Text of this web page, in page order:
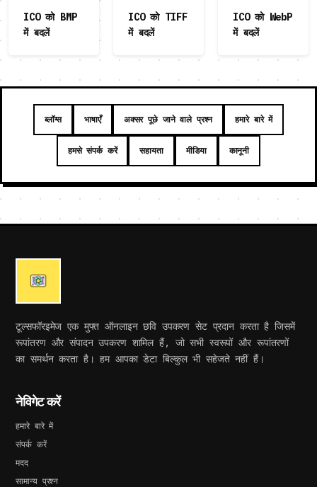
ICO को BMP
में बदलें
ICO को TIFF
में बदलें
ICO को WebP
में बदलें
ब्लॉग्स भाषाएँ अक्सर पूछे जाने वाले प्रश्न हमारे बारे में
हमसे संपर्क करें सहायता मीडिया कानूनी
टूल्सफॉरइमेज एक मुफ्त ऑनलाइन छवि उपकरण सेट प्रदान करता है जिसमें
रूपांतरण और संपादन उपकरण शामिल हैं, जो सभी स्वरूपों और रूपांतरणों
का समर्थन करता है। हम आपका डेटा बिल्कुल भी सहेजते नहीं हैं।
नेविगेट करें
हमारे बारे में
संपर्क करें
मदद
सामान्य प्रश्न